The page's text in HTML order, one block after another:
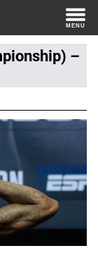
–